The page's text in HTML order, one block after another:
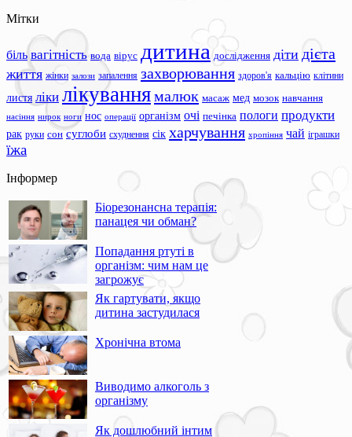
Мітки
біль вагітність вода вірус дитина дослідження діти дієта
життя жінки залози запалення захворювання здоров'я кальцію клітини
листя ліки лікуваннямалюк масаж мед мозок навчання
насіння нирок ноги нос операції організм очі печінка пологи продукти
рак руки сон суглоби схуднення сік харчування хропіння чай іграшки
їжа
Інформер
Біорезонансна терапія:
панацея чи обман?
Попадання ртуті в
організм: чим нам це
загрожує
Як гартувати, якщо
дитина застудилася
Хронічна втома
Виводимо алкоголь з
організму
Як дошлюбний інтим